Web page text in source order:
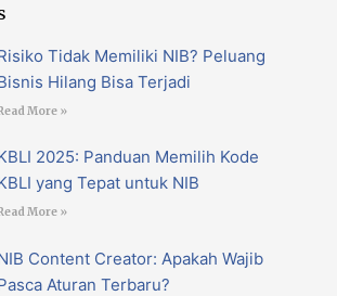
Tidak Memiliki NIB? Peluang
Hilang Bisa Terjadi
More »
2025: Panduan Memilih Kode
yang Tepat untuk NIB
More »
Content Creator: Apakah Wajib
Aturan Terbaru?